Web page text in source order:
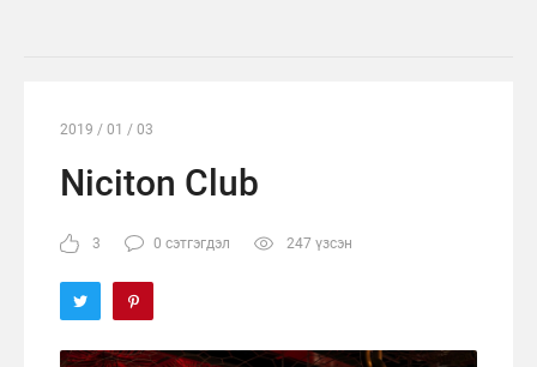
2019 / 01 / 03
Niciton Club
3 0 сэтгэгдэл 247 үзсэн